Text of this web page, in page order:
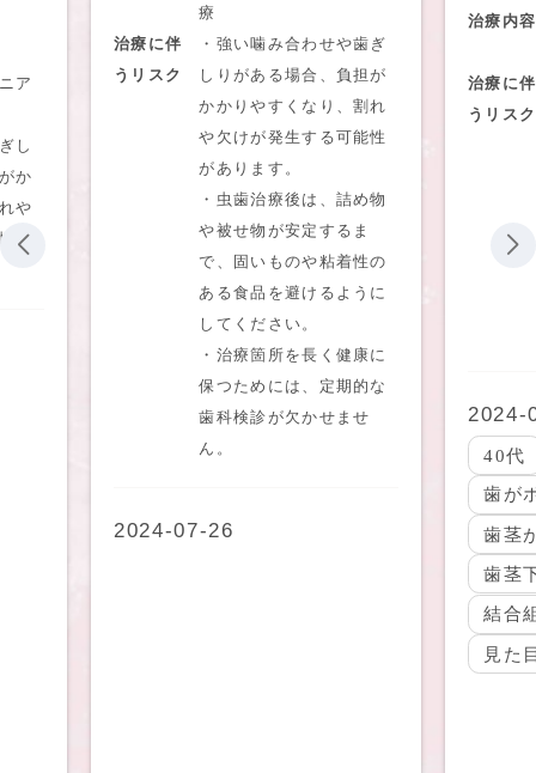
ア
し
か
や
が
療
治療に伴
うリスク
・強い噛み合わせや歯ぎ
しりがある場合、負担が
かかりやすくなり、割れ
や欠けが発生する可能性
があります。
・虫歯治療後は、詰め物
や被せ物が安定するま
で、固いものや粘着性の
ある食品を避けるように
してください。
・治療箇所を長く健康に
保つためには、定期的な
歯科検診が欠かせませ
ん。
2024-07-26
治療内容
治療に伴
うリスク
2024-
40代
歯が
歯茎
歯茎
結合
見た